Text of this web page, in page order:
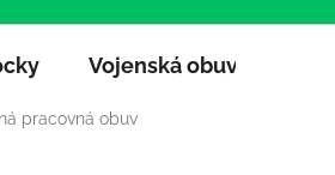
KOŠÍK Vojenská obuv
pracovná obuv